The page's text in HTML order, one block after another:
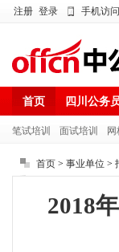
注册 登录 手机访问
首页 四川公务
笔试培训 面试培训
首页 > 事业单位 >
2018